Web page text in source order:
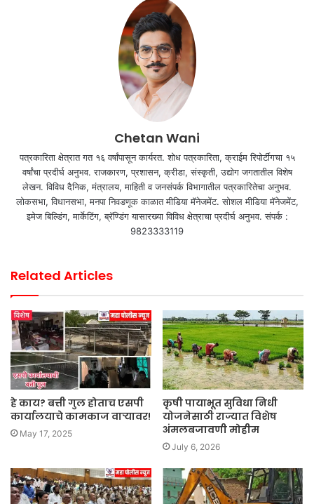
Chetan Wani
पत्रकारिता क्षेत्रात गत १६ वर्षांपासून कार्यरत. शोध पत्रकारिता, क्राईम रिपोर्टींगचा १५
वर्षांचा प्रदीर्घ अनुभव. राजकारण, प्रशासन, क्रीडा, संस्कृती, उद्योग जगतातील विशेष
लेखन. विविध दैनिक, मंत्रालय, माहिती व जनसंपर्क विभागातील पत्रकारितेचा अनुभव.
लोकसभा, विधानसभा, मनपा निवडणूक काळात मीडिया मॅनेजमेंट. सोशल मीडिया मॅनेजमेंट,
इमेज बिल्डिंग, मार्केटिंग, ब्रॅण्डिंग यासारख्या विविध क्षेत्राचा प्रदीर्घ अनुभव. संपर्क :
9823333119
Related Articles
हे काय? बत्ती गुल होताच एसपी
कार्यालयाचे कामकाज वाऱ्यावर!
May 17, 2025
कृषी पायाभूत सुविधा निधी
योजनेसाठी राज्यात विशेष
अंमलबजावणी मोहीम
July 6, 2026